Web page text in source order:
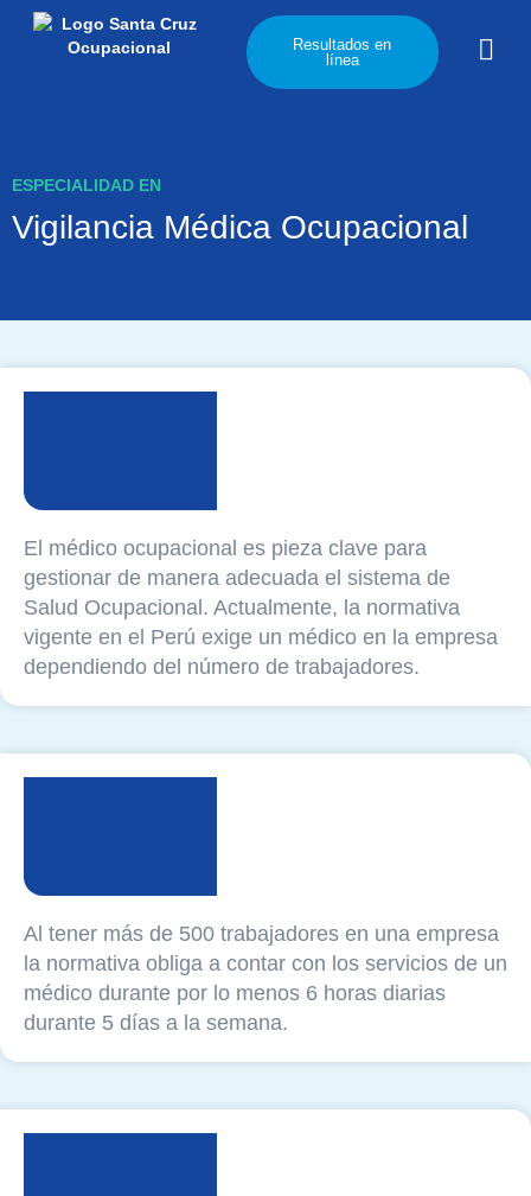
content
Resultados en
línea
ESPECIALIDAD EN
Vigilancia Médica Ocupacional
El médico ocupacional es pieza clave para
gestionar de manera adecuada el sistema de
Salud Ocupacional. Actualmente, la normativa
vigente en el Perú exige un médico en la empresa
dependiendo del número de trabajadores.
Al tener más de 500 trabajadores en una empresa
la normativa obliga a contar con los servicios de un
médico durante por lo menos 6 horas diarias
durante 5 días a la semana.